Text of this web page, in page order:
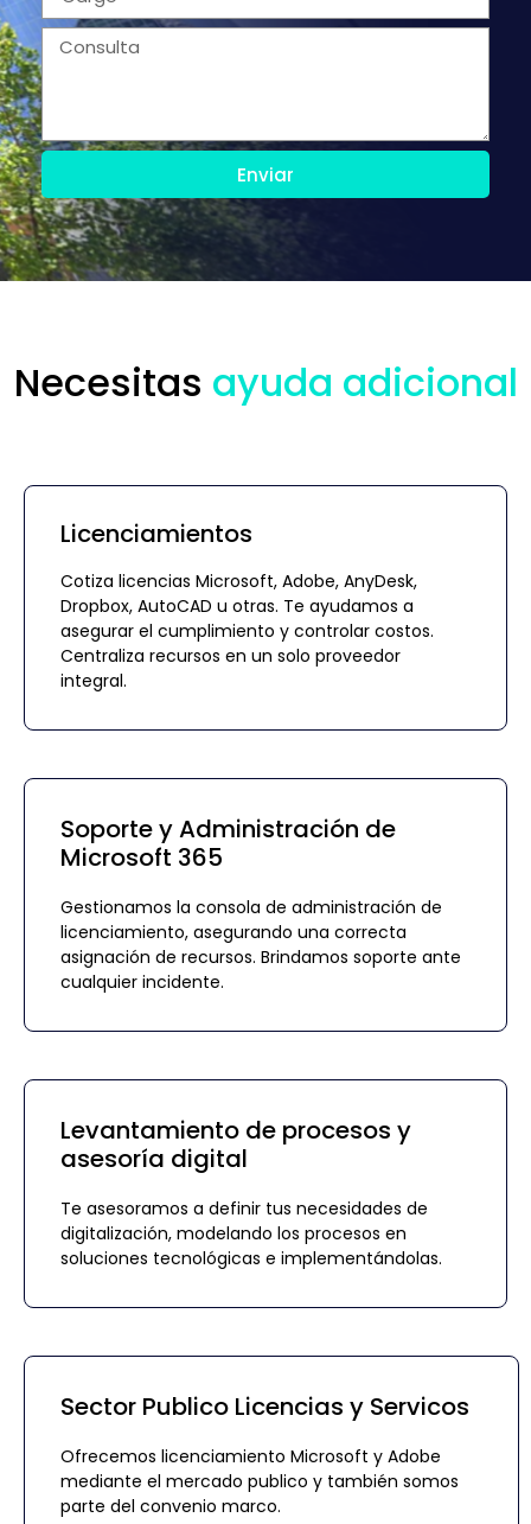
Enviar
Necesitas ayuda adicional
Licenciamientos
Cotiza licencias Microsoft, Adobe, AnyDesk,
Dropbox, AutoCAD u otras. Te ayudamos a
asegurar el cumplimiento y controlar costos.
Centraliza recursos en un solo proveedor
integral.
Soporte y Administración de
Microsoft 365
Gestionamos la consola de administración de
licenciamiento, asegurando una correcta
asignación de recursos. Brindamos soporte ante
cualquier incidente.
Levantamiento de procesos y
asesoría digital
Te asesoramos a definir tus necesidades de
digitalización, modelando los procesos en
soluciones tecnológicas e implementándolas.
Sector Publico Licencias y Servicos
Ofrecemos licenciamiento Microsoft y Adobe
mediante el mercado publico y también somos
parte del convenio marco.